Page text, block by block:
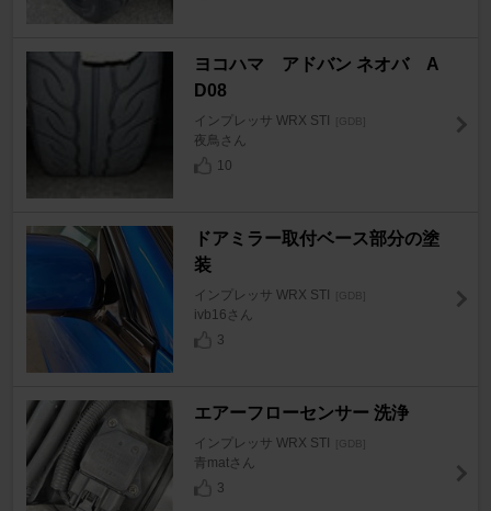
ヨコハマ アドバン ネオバ A
D08
インプレッサ WRX STI [GDB]
夜鳥さん
10
ドアミラー取付ベース部分の塗
装
インプレッサ WRX STI [GDB]
ivb16さん
3
エアーフローセンサー 洗浄
インプレッサ WRX STI [GDB]
青matさん
3